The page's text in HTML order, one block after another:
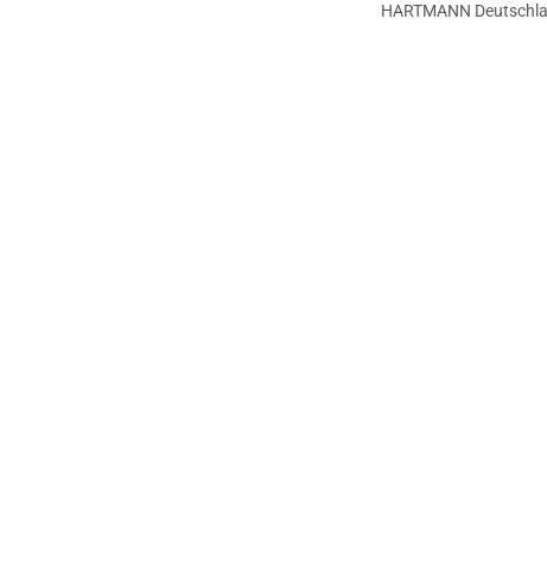
HARTMANN